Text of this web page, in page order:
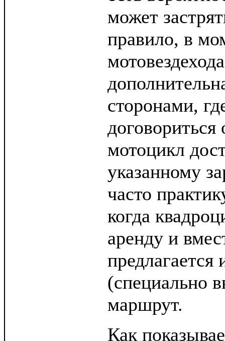
может
правило, в
сторонами,
мотоцикл
указанному
часто
когда
аренду и
(специально
маршрут.
Как